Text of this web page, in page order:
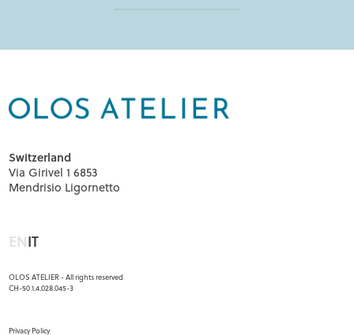
Switzerland
Via Girivel 1 6853
Mendrisio Ligornetto
ENIT
OLOS ATELIER - All rights reserved
CH-50 1.4.028.045-3
Menu footer
Privacy Policy